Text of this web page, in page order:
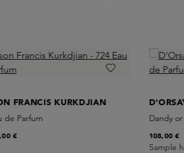
FRANCIS KURKDJIAN
de Parfum
€
Dandy or
Sample
108,00 €